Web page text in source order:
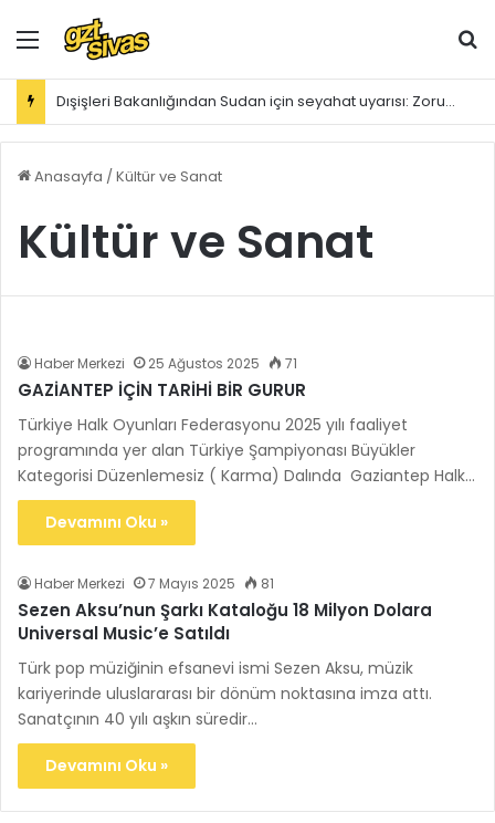
Menü
Dışişleri Bakanlığından Sudan için seyahat uyarısı: Zorunlu değilse gitmeyin
Anasayfa / Kültür ve Sanat
Kültür ve Sanat
Haber Merkezi 25 Ağustos 2025 71
GAZİANTEP İÇİN TARİHİ BİR GURUR
Türkiye Halk Oyunları Federasyonu 2025 yılı faaliyet
programında yer alan Türkiye Şampiyonası Büyükler
Kategorisi Düzenlemesiz ( Karma) Dalında Gaziantep Halk…
Devamını Oku »
Haber Merkezi 7 Mayıs 2025 81
Sezen Aksu’nun Şarkı Kataloğu 18 Milyon Dolara
Universal Music’e Satıldı
Türk pop müziğinin efsanevi ismi Sezen Aksu, müzik
kariyerinde uluslararası bir dönüm noktasına imza attı.
Sanatçının 40 yılı aşkın süredir…
Devamını Oku »